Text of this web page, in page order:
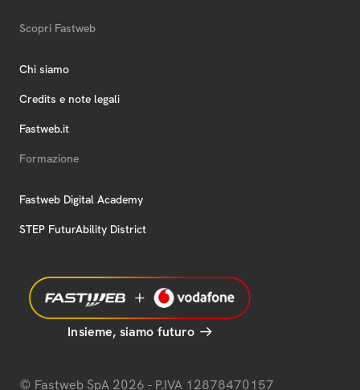
Scopri Fastweb
Chi siamo
Credits e note legali
Fastweb.it
Formazione
Fastweb Digital Academy
STEP FuturAbility District
Insieme, siamo futuro
© Fastweb SpA 2026 - P.IVA 12878470157